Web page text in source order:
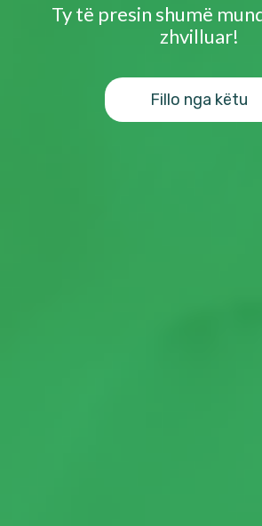
Ty të presin shumë
zhvilluar!
Fillo nga këtu